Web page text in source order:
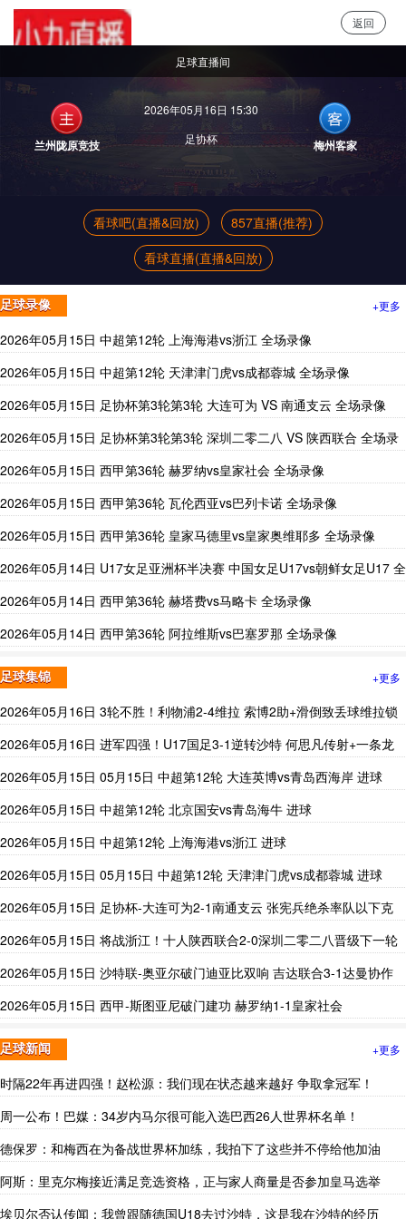
返回
足球直播间
兰州陇原竞技
2026年05月16日 15:30
足协杯
梅州客家
看球吧(直播&回放)
857直播(推荐)
看球直播(直播&回放)
足球录像 +更多
2026年05月15日 中超第12轮 上海海港vs浙江 全场录像
2026年05月15日 中超第12轮 天津津门虎vs成都蓉城 全场录像
2026年05月15日 足协杯第3轮第3轮 大连可为 VS 南通支云 全场录像
2026年05月15日 足协杯第3轮第3轮 深圳二零二八 VS 陕西联合 全场录
像
2026年05月15日 西甲第36轮 赫罗纳vs皇家社会 全场录像
2026年05月15日 西甲第36轮 瓦伦西亚vs巴列卡诺 全场录像
2026年05月15日 西甲第36轮 皇家马德里vs皇家奥维耶多 全场录像
2026年05月14日 U17女足亚洲杯半决赛 中国女足U17vs朝鲜女足U17 全
场录像
2026年05月14日 西甲第36轮 赫塔费vs马略卡 全场录像
2026年05月14日 西甲第36轮 阿拉维斯vs巴塞罗那 全场录像
足球集锦 +更多
2026年05月16日 3轮不胜！利物浦2-4维拉 索博2助+滑倒致丢球维拉锁
定前五
2026年05月16日 进军四强！U17国足3-1逆转沙特 何思凡传射+一条龙
万项赵松源破门
2026年05月15日 05月15日 中超第12轮 大连英博vs青岛西海岸 进球
2026年05月15日 中超第12轮 北京国安vs青岛海牛 进球
2026年05月15日 中超第12轮 上海海港vs浙江 进球
2026年05月15日 05月15日 中超第12轮 天津津门虎vs成都蓉城 进球
2026年05月15日 足协杯-大连可为2-1南通支云 张宪兵绝杀率队以下克
上
2026年05月15日 将战浙江！十人陕西联合2-0深圳二零二八晋级下一轮
努尔艾力染红
2026年05月15日 沙特联-奥亚尔破门迪亚比双响 吉达联合3-1达曼协作
2026年05月15日 西甲-斯图亚尼破门建功 赫罗纳1-1皇家社会
足球新闻 +更多
时隔22年再进四强！赵松源：我们现在状态越来越好 争取拿冠军！
周一公布！巴媒：34岁内马尔很可能入选巴西26人世界杯名单！
德保罗：和梅西在为备战世界杯加练，我拍下了这些并不停给他加油
阿斯：里克尔梅接近满足竞选资格，正与家人商量是否参加皇马选举
埃贝尔否认传闻：我曾跟随德国U18去过沙特，这是我在沙特的经历